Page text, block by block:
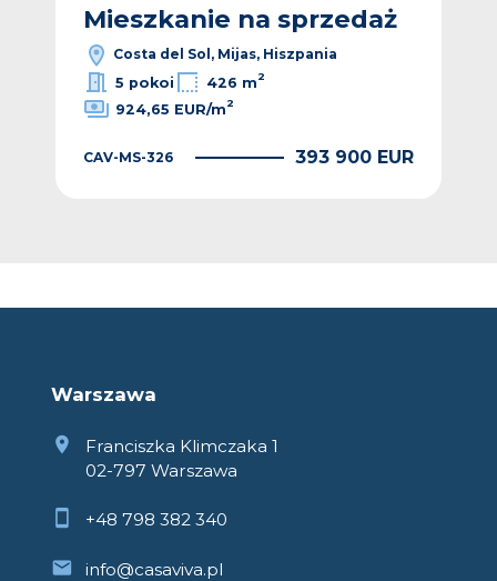
Mieszkanie na sprzedaż
Costa del Sol, Mijas, Hiszpania
5 pokoi
426 m2
924,65 EUR/m2
CAV-MS-326 393 900 EUR
Warszawa
Franciszka Klimczaka 1
02-797 Warszawa
+48 798 382 340
info@casaviva.pl